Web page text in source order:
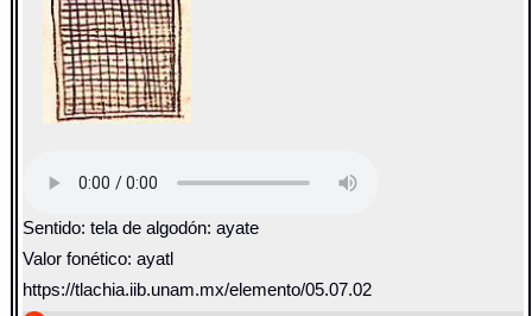
Sentido: tela de algodón: ayate
Valor fonético: ayatl
https://tlachia.iib.unam.mx/elemento/05.07.02